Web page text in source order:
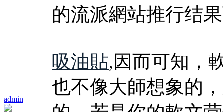
admin
的流派網站推行结
吸油貼,因而可知，
也不像大師想象的